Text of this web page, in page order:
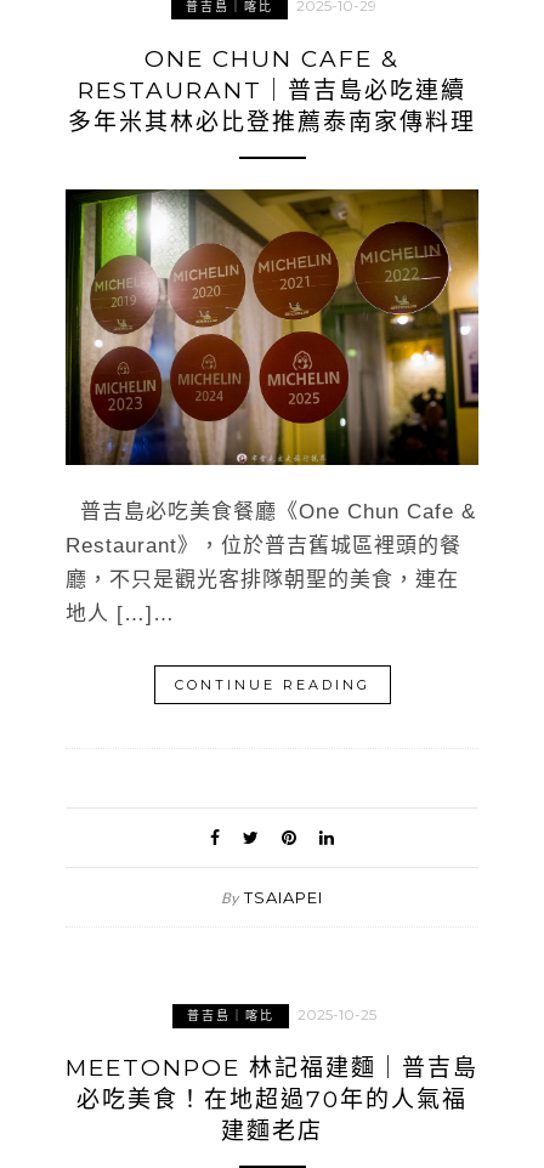
普吉島｜喀比 2025-10-29
ONE CHUN CAFE &
RESTAURANT｜普吉島必吃連續
多年米其林必比登推薦泰南家傳料理
普吉島必吃美食餐廳《One Chun Cafe &
Restaurant》，位於普吉舊城區裡頭的餐
廳，不只是觀光客排隊朝聖的美食，連在
地人 […]…
CONTINUE READING
By TSAIAPEI
普吉島｜喀比 2025-10-25
MEETONPOE 林記福建麵｜普吉島
必吃美食！在地超過70年的人氣福
建麵老店